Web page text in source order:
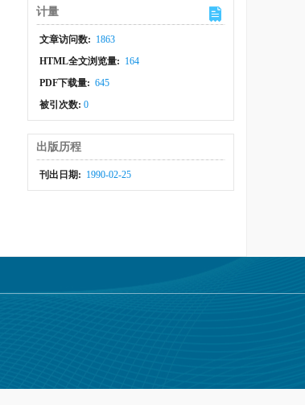
计量
文章访问数: 1863
HTML全文浏览量: 164
PDF下载量: 645
被引次数:0
出版历程
刊出日期: 1990-02-25